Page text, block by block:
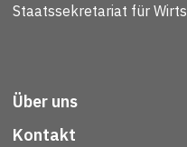
Staatssekretariat für
Über uns
Kontakt